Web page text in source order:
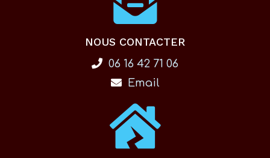
NOUS CONTACTER
06 16 42 71 06
Email